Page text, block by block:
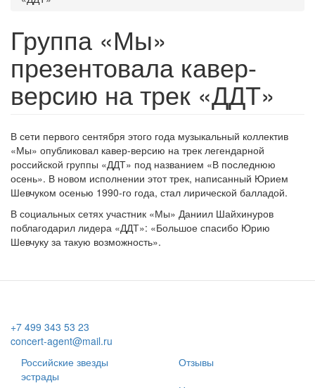
Группа «Мы»
презентовала кавер-
версию на трек «ДДТ»
В сети первого сентября этого года музыкальный коллектив
«Мы» опубликовал кавер-версию на трек легендарной
российской группы «ДДТ» под названием «В последнюю
осень». В новом исполнении этот трек, написанный Юрием
Шевчуком осенью 1990-го года, стал лирической балладой.
В социальных сетях участник «Мы» Даниил Шайхинуров
поблагодарил лидера «ДДТ»: «Большое спасибо Юрию
Шевчуку за такую возможность».
+7 499 343 53 23
concert-agent@mail.ru
Российские звезды
эстрады
Отзывы